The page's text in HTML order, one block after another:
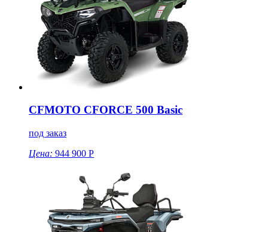
CFMOTO CFORCE 500 Basic
под заказ
Цена: 944 900 Р